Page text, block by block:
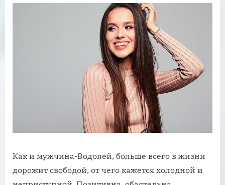
Как и мужчина-Водолей, больше всего в жизни
дорожит свободой, от чего кажется холодной и